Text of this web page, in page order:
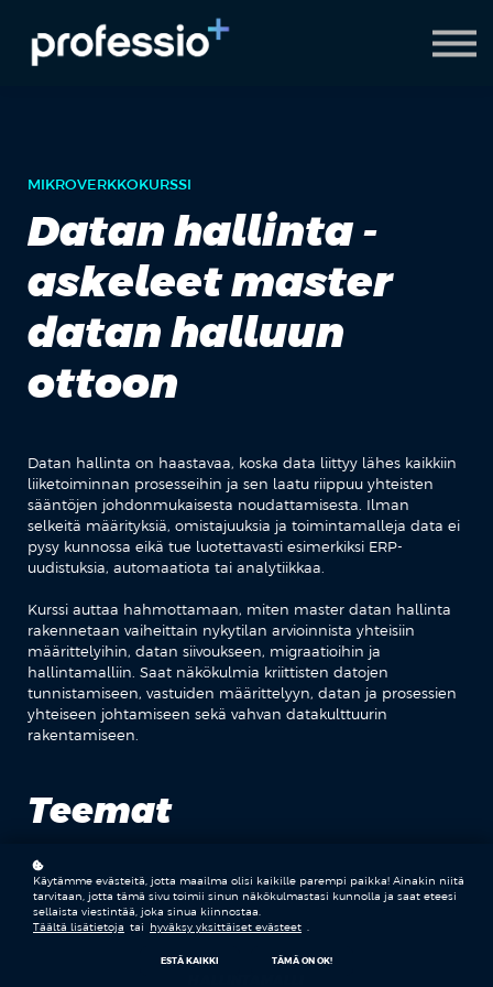
AI Coach
Pyydä demo
MIKROVERKKOKURSSI
Datan hallinta -
askeleet master
datan halluun
ottoon
Datan hallinta on haastavaa, koska data liittyy lähes kaikkiin
liiketoiminnan prosesseihin ja sen laatu riippuu yhteisten
sääntöjen johdonmukaisesta noudattamisesta. Ilman
selkeitä määrityksiä, omistajuuksia ja toimintamalleja data ei
pysy kunnossa eikä tue luotettavasti esimerkiksi ERP-
uudistuksia, automaatiota tai analytiikkaa.
Kurssi auttaa hahmottamaan, miten master datan hallinta
rakennetaan vaiheittain nykytilan arvioinnista yhteisiin
määrittelyihin, datan siivoukseen, migraatioihin ja
hallintamalliin. Saat näkökulmia kriittisten datojen
tunnistamiseen, vastuiden määrittelyyn, datan ja prosessien
yhteiseen johtamiseen sekä vahvan datakulttuurin
rakentamiseen.
Teemat
MASTER DATA
Käytämme evästeitä, jotta maailma olisi kaikille parempi paikka! Ainakin niitä
tarvitaan, jotta tämä sivu toimii sinun näkökulmastasi kunnolla ja saat eteesi
sellaista viestintää, joka sinua kiinnostaa.
Täältä lisätietoja tai hyväksy yksittäiset evästeet
ESTÄ KAIKKI TÄMÄ ON OK!